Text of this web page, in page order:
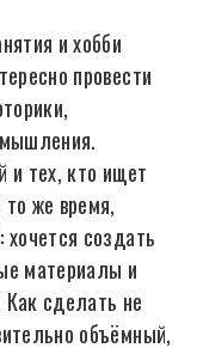
и хобби
провести
мышления.
и тех, кто ищет
же время,
создать
материалы и
сделать не
объёмный,